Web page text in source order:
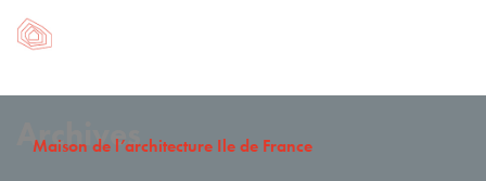
Archives
Maison de l’architecture Ile de France